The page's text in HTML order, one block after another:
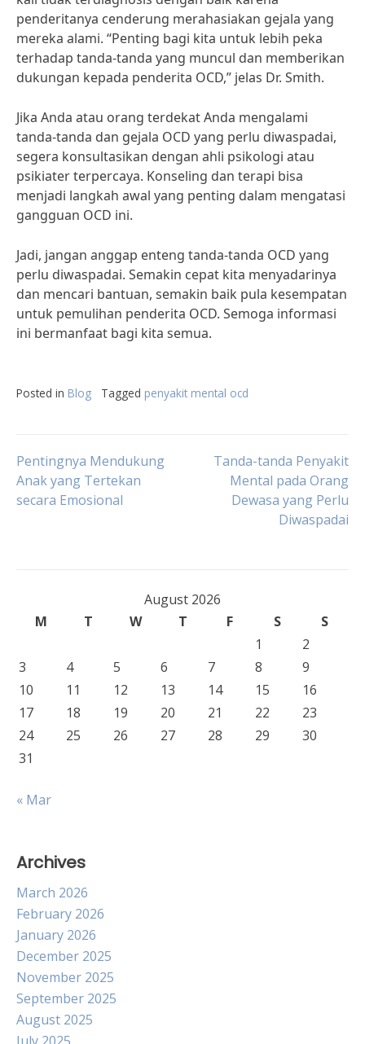
penderitanya cenderung merahasiakan gejala yang
mereka alami. “Penting bagi kita untuk lebih peka
terhadap tanda-tanda yang muncul dan memberikan
dukungan kepada penderita OCD,” jelas Dr. Smith.
Jika Anda atau orang terdekat Anda mengalami
tanda-tanda dan gejala OCD yang perlu diwaspadai,
segera konsultasikan dengan ahli psikologi atau
psikiater terpercaya. Konseling dan terapi bisa
menjadi langkah awal yang penting dalam mengatasi
gangguan OCD ini.
Jadi, jangan anggap enteng tanda-tanda OCD yang
perlu diwaspadai. Semakin cepat kita menyadarinya
dan mencari bantuan, semakin baik pula kesempatan
untuk pemulihan penderita OCD. Semoga informasi
ini bermanfaat bagi kita semua.
Posted in Blog Tagged penyakit mental ocd
Post
navigation
Pentingnya Mendukung
Anak yang Tertekan
secara Emosional
Tanda-tanda Penyakit
Mental pada Orang
Dewasa yang Perlu
Diwaspadai
August 2026
M
T W T F S
S
1
2
3
4 5 6 7 8
9
10
11 12 13 14 15
16
17
18 19 20 21 22
23
24
25 26 27 28 29
30
31
« Mar
Archives
March 2026
February 2026
January 2026
December 2025
November 2025
September 2025
August 2025